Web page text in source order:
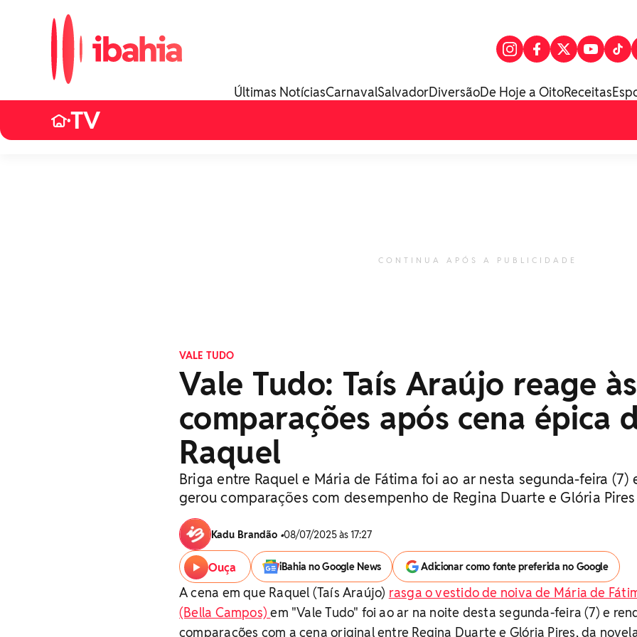
Últimas NotíciasCarnavalSalvadorDiversãoDe Hoje a OitoReceitas
•TV
CONTINUA APÓS A PUBLICIDADE
VALE TUDO
Vale Tudo: Taís Araújo reage às
comparações após cena épica
Raquel
Briga entre Raquel e Mária de Fátima foi ao ar nesta segunda-feira (7)
gerou comparações com desempenho de Regina Duarte e Glória Pires
Kadu Brandão •08/07/2025 às 17:27
Ouça iBahia no Google News Adicionar como fonte preferida no Google
A cena em que Raquel (Taís Araújo) rasga o vestido de noiva de Mária de
(Bella Campos)em "Vale Tudo" foi ao ar na noite desta segunda-feira (7) e
comparações com a cena original entre Regina Duarte e Glória Pires, da